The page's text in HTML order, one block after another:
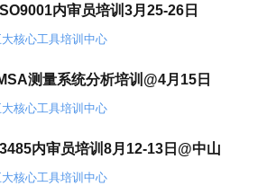
内审员培训3月25-26日
核心工具培训中心
测量系统分析培训@4月15日
核心工具培训中心
内审员培训8月12-13日@中山
核心工具培训中心